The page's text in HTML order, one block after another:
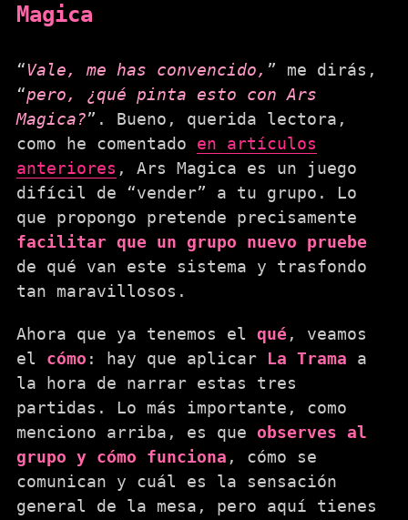
Magica
“Vale, me has convencido, ” me dirás,
“pero, ¿qué pinta esto con Ars
Magica?”. Bueno, querida lectora,
como he comentado en artículos
anteriores , Ars Magica es un juego
difícil de “vender” a tu grupo. Lo
que propongo pretende precisamente
facilitar que un grupo nuevo pruebe
de qué van este sistema y trasfondo
tan maravillosos.
Ahora que ya tenemos el qué, veamos
el cómo : hay que aplicar La Trama a
la hora de narrar estas tres
partidas. Lo más importante, como
menciono arriba, es que observes al
grupo y cómo funciona , cómo se
comunican y cuál es la sensación
general de la mesa, pero aquí tienes